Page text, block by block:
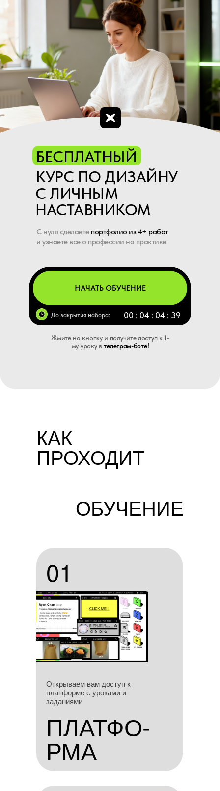
Жмите на кнопку и получите доступ к 1-
му уроку втелеграм-боте!
БЕСПЛАТНЫЙ
НАСТАВНИКОМ
С ЛИЧНЫМ
КУРС ПО ДИЗАЙНУ
С нуля сделаете портфолио из 4+ работ
и узнаете все о профессии на практике
00 : 04 : 04 : 38
НАЧАТЬ ОБУЧЕНИЕ
До закрытия набора:
ПЛАТФО-
РМА
01
Открываем вам доступ
к платформе с уроками
и заданиями
КАК
ПРОХОДИТ
ОБУЧЕНИЕ
Открываем вам доступ к
платформе с уроками и
заданиями
01
ПЛАТФО-
РМА
0 РУБЛЕЙ
После нажатия на кнопку,
НЕ ЗАКРЫВАЙТЕ
— появится кнопка с доступом в бота
!
ПОЛУЧИТЬ ДОСТУП К
КУРСУ БЕСПЛАТНО:
ОТПРАВИТЬ
Нажимая на кнопку, я соглашаюсь на